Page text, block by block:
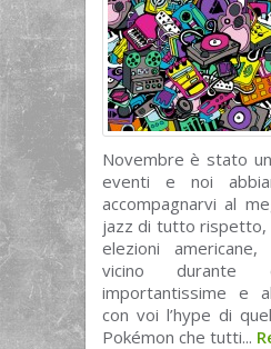
Novembre è stato
eventi e noi
accompagnarvi al
jazz di tutto rispetto,
elezioni
vicino durante
importantissime e
con voi l’hype di
Pokémon che tutti...